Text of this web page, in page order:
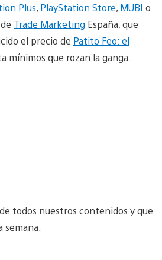
Plus, PlayStation Store, MUBI o
Trade Marketing España, que
el precio de Patito Feo: el
mínimos que rozan la ganga.
todos nuestros contenidos y que
semana.